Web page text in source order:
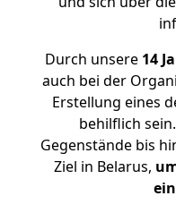
Durch unsere 14
auch bei der
Erstellung eines
behilflich
Gegenstände bis
Ziel in Belarus,